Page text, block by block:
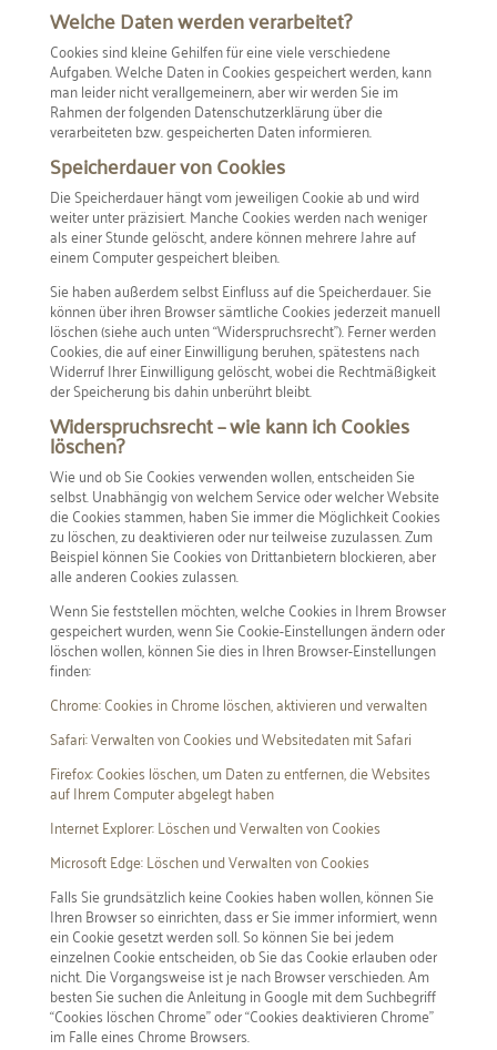
Welche Daten werden verarbeitet?
Cookies sind kleine Gehilfen für eine viele verschiedene
Aufgaben. Welche Daten in Cookies gespeichert werden, kann
man leider nicht verallgemeinern, aber wir werden Sie im
Rahmen der folgenden Datenschutzerklärung über die
verarbeiteten bzw. gespeicherten Daten informieren.
Speicherdauer von Cookies
Die Speicherdauer hängt vom jeweiligen Cookie ab und wird
weiter unter präzisiert. Manche Cookies werden nach weniger
als einer Stunde gelöscht, andere können mehrere Jahre auf
einem Computer gespeichert bleiben.
Sie haben außerdem selbst Einfluss auf die Speicherdauer. Sie
können über ihren Browser sämtliche Cookies jederzeit manuell
löschen (siehe auch unten “Widerspruchsrecht”). Ferner werden
Cookies, die auf einer Einwilligung beruhen, spätestens nach
Widerruf Ihrer Einwilligung gelöscht, wobei die Rechtmäßigkeit
der Speicherung bis dahin unberührt bleibt.
Widerspruchsrecht – wie kann ich Cookies
löschen?
Wie und ob Sie Cookies verwenden wollen, entscheiden Sie
selbst. Unabhängig von welchem Service oder welcher Website
die Cookies stammen, haben Sie immer die Möglichkeit Cookies
zu löschen, zu deaktivieren oder nur teilweise zuzulassen. Zum
Beispiel können Sie Cookies von Drittanbietern blockieren, aber
alle anderen Cookies zulassen.
Wenn Sie feststellen möchten, welche Cookies in Ihrem Browser
gespeichert wurden, wenn Sie Cookie-Einstellungen ändern oder
löschen wollen, können Sie dies in Ihren Browser-Einstellungen
finden:
Chrome: Cookies in Chrome löschen, aktivieren und verwalten
Safari: Verwalten von Cookies und Websitedaten mit Safari
Firefox: Cookies löschen, um Daten zu entfernen, die Websites
auf Ihrem Computer abgelegt haben
Internet Explorer: Löschen und Verwalten von Cookies
Microsoft Edge: Löschen und Verwalten von Cookies
Falls Sie grundsätzlich keine Cookies haben wollen, können Sie
Ihren Browser so einrichten, dass er Sie immer informiert, wenn
ein Cookie gesetzt werden soll. So können Sie bei jedem
einzelnen Cookie entscheiden, ob Sie das Cookie erlauben oder
nicht. Die Vorgangsweise ist je nach Browser verschieden. Am
besten Sie suchen die Anleitung in Google mit dem Suchbegriff
“Cookies löschen Chrome” oder “Cookies deaktivieren Chrome”
im Falle eines Chrome Browsers.